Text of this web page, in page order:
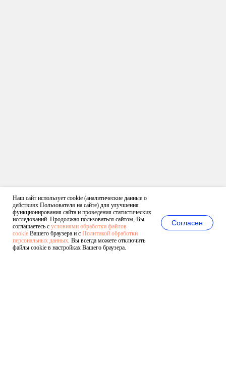
Наш сайт использует cookie (аналитические данные о
действиях Пользователя на сайте) для улучшения
функционирования сайта и проведения статистических
исследований. Продолжая пользоваться сайтом, Вы
соглашаетесь с условиями обработки файлов
cookie Вашего браузера и с Политикой обработки
персональных данных. Вы всегда можете отключить
файлы cookie в настройках Вашего браузера.
Согласен